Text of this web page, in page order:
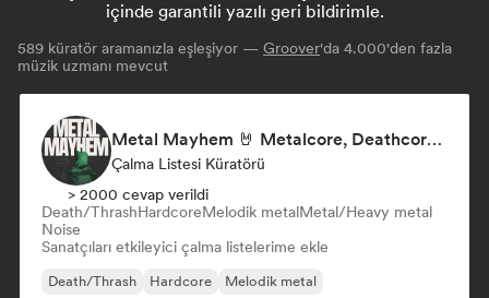
içinde garantili yazılı geri bildirimle.
589 küratör aramanızla eşleşiyor — Groover'da 4.000'den fazla
müzik uzmanı mevcut
Metal Mayhem 🤘 Metalcore, Deathcore & Progressive Metal
Çalma Listesi Küratörü
> 2000 cevap verildi
Death/ThrashHardcoreMelodik metalMetal/Heavy metal
Noise
Sanatçıları etkileyici çalma listelerime ekle
Death/Thrash Hardcore
Melodik metal